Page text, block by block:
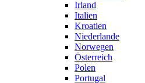
Irland
Italien
Kroatien
Niederlande
Norwegen
Österreich
Polen
Portugal